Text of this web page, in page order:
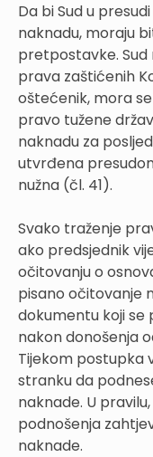
Da bi Sud u
naknadu, moraju
pretpostavke.
prava zaštićenih
oštećenik, mora
pravo tužene
naknadu za
utvrđena
nužna (čl. 41).
Svako traženje
ako predsjednik
očitovanju o
pisano očitovanje
dokumentu koji se
nakon donošenja
Tijekom postupka
stranku da
naknade. U
podnošenja
naknade.